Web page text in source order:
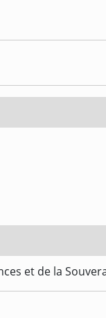
et de la